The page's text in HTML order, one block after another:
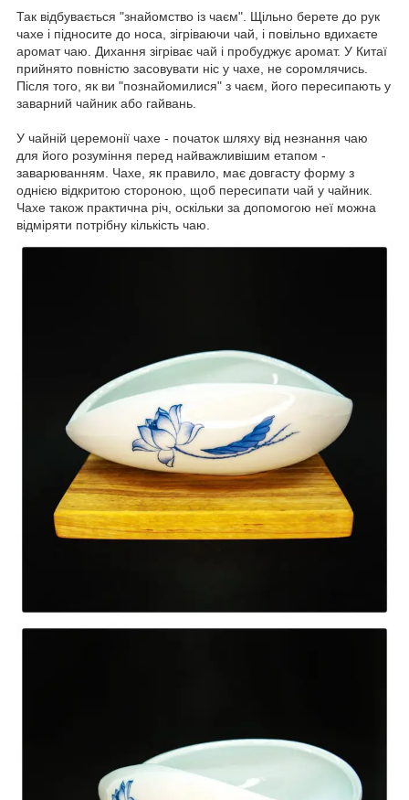
Так відбувається "знайомство із чаєм". Щільно берете до рук
чахе і підносите до носа, зігріваючи чай, і повільно вдихаєте
аромат чаю. Дихання зігріває чай і пробуджує аромат. У Китаї
прийнято повністю засовувати ніс у чахе, не соромлячись.
Після того, як ви "познайомилися" з чаєм, його пересипають у
заварний чайник або гайвань.
У чайній церемонії чахе - початок шляху від незнання чаю
для його розуміння перед найважливішим етапом -
заварюванням. Чахе, як правило, має довгасту форму з
однією відкритою стороною, щоб пересипати чай у чайник.
Чахе також практична річ, оскільки за допомогою неї можна
відміряти потрібну кількість чаю.